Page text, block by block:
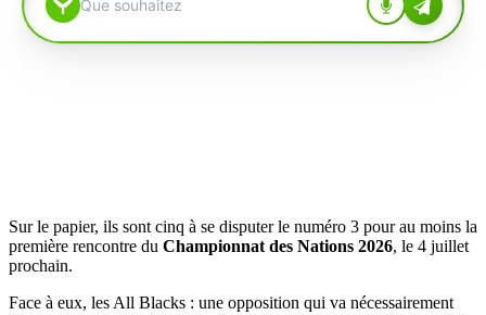
Sur le papier, ils sont cinq à se disputer le numéro 3 pour au moins la
première rencontre du Championnat des Nations 2026, le 4 juillet
prochain.
Face à eux, les All Blacks : une opposition qui va nécessairement